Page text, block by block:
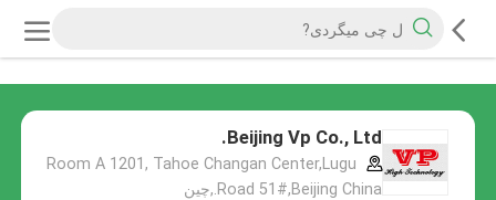
Beijing Vp Co., Ltd.
Room A 1201, Tahoe Changan Center,Lugu
Road 51#,Beijing China.,چین